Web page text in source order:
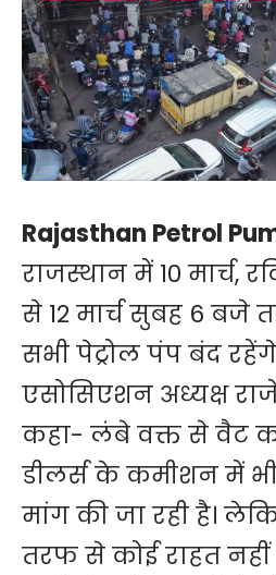
Rajasthan Petrol
राजस्थान में 10 मार्च,
से 12 मार्च सुबह 6 बजे
सभी पेट्रोल पंप बंद
एसोसिएशन अध्यक्ष
कहा- लंबे वक्त से वैट
डीलर्स के कमीशन में
मांग की जा रही है।
तरफ से कोई राहत